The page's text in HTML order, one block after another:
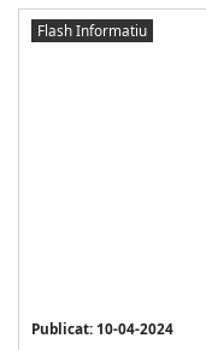
Flash Informatiu
Publicat: 10-04-2024